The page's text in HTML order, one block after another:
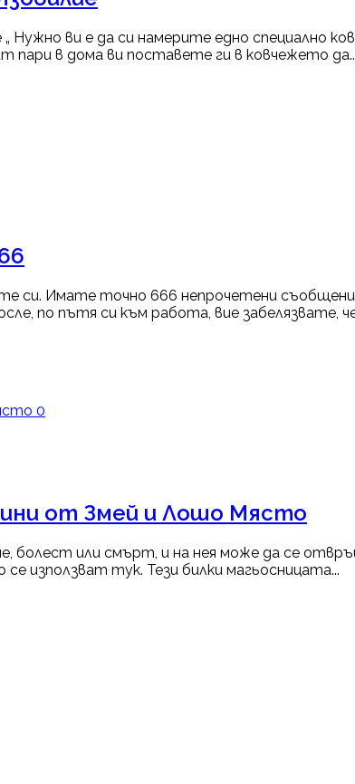
Нужно ви е да си намерите едно специално
пари в дома ви поставете ги в ковчежето
си. Имате точно 666 непрочетени
по пътя си към работа, вие забелязвате,
0
от Змей и Лошо Място
болест или смърт, и на нея може да се
използват тук. Тези билки магьосницата...